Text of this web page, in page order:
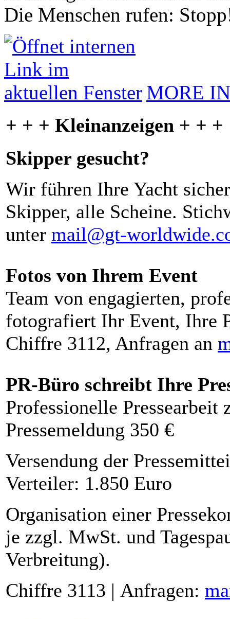
Die Menschen rufen:
MORE
+ + + Kleinanzeigen + + +
Skipper gesucht?
Wir führen Ihre Yacht
Skipper, alle Scheine.
unter mail@gt-
Fotos von Ihrem Event
Team von engagierten,
fotografiert Ihr Event, Ihre
Chiffre 3112, Anfragen an
PR-Büro schreibt Ihre
Professionelle Pressearbeit
Pressemeldung 350 €
Versendung der
Verteiler: 1.850 Euro
Organisation einer
je zzgl. MwSt. und
Verbreitung).
Chiffre 3113 | Anfragen: